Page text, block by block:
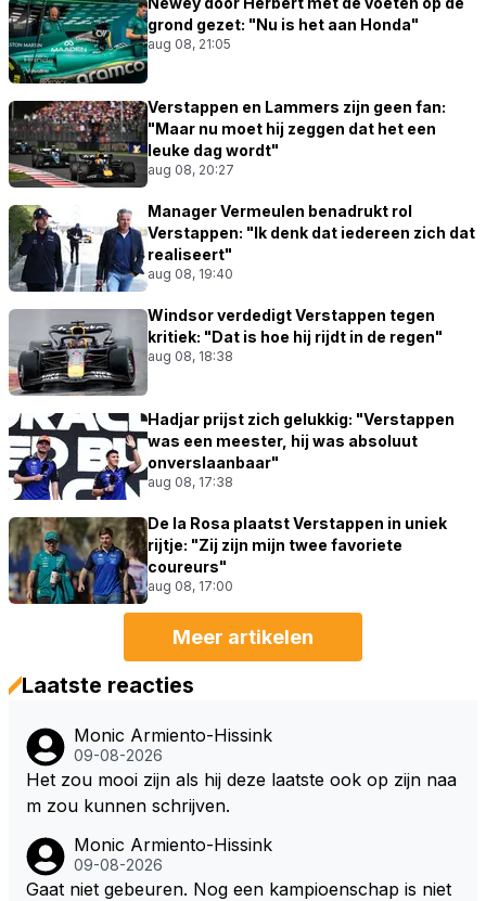
grond gezet: "Nu is het aan Honda"
aug 08, 21:05
Verstappen en Lammers zijn geen fan:
"Maar nu moet hij zeggen dat het een
leuke dag wordt"
aug 08, 20:27
Manager Vermeulen benadrukt rol
Verstappen: "Ik denk dat iedereen zich dat
realiseert"
aug 08, 19:40
Windsor verdedigt Verstappen tegen
kritiek: "Dat is hoe hij rijdt in de regen"
aug 08, 18:38
Hadjar prijst zich gelukkig: "Verstappen
was een meester, hij was absoluut
onverslaanbaar"
aug 08, 17:38
De la Rosa plaatst Verstappen in uniek
rijtje: "Zij zijn mijn twee favoriete
coureurs"
aug 08, 17:00
Meer artikelen
Laatste reacties
Monic Armiento-Hissink
09-08-2026
Het zou mooi zijn als hij deze laatste ook op zijn naa
m zou kunnen schrijven.
Monic Armiento-Hissink
09-08-2026
Gaat niet gebeuren. Nog een kampioenschap is niet